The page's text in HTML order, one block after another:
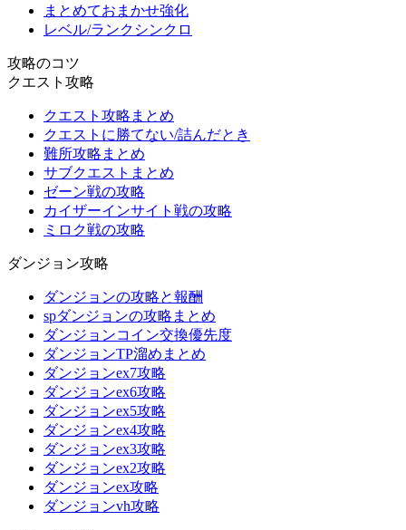
まとめておまかせ強化
レベル/ランクシンクロ
攻略のコツ
クエスト攻略
クエスト攻略まとめ
クエストに勝てない/詰んだとき
難所攻略まとめ
サブクエストまとめ
ゼーン戦の攻略
カイザーインサイト戦の攻略
ミロク戦の攻略
ダンジョン攻略
ダンジョンの攻略と報酬
spダンジョンの攻略まとめ
ダンジョンコイン交換優先度
ダンジョンTP溜めまとめ
ダンジョンex7攻略
ダンジョンex6攻略
ダンジョンex5攻略
ダンジョンex4攻略
ダンジョンex3攻略
ダンジョンex2攻略
ダンジョンex攻略
ダンジョンvh攻略